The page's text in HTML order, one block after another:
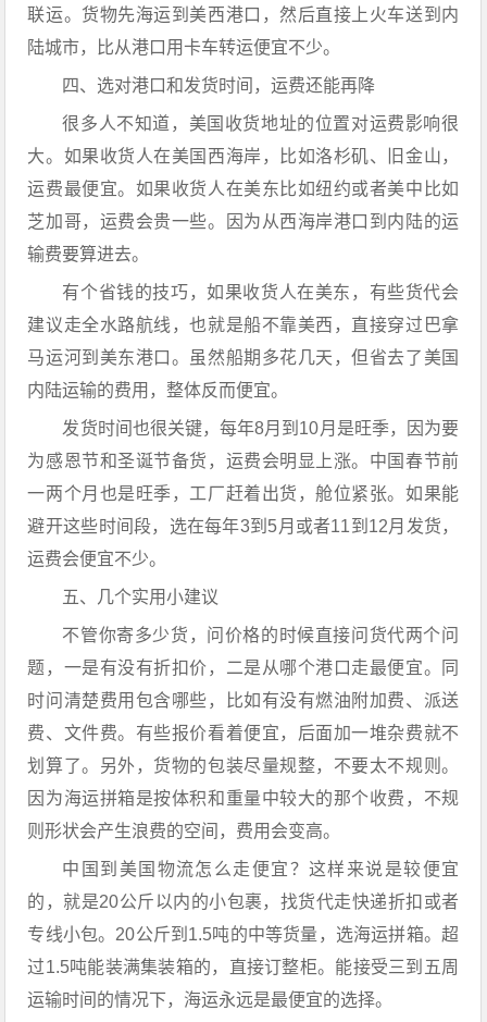
联运。货物先海运到美西港口，然后直接上火车送到内
陆城市，比从港口用卡车转运便宜不少。
四、选对港口和发货时间，运费还能再降
很多人不知道，美国收货地址的位置对运费影响很
大。如果收货人在美国西海岸，比如洛杉矶、旧金山，
运费最便宜。如果收货人在美东比如纽约或者美中比如
芝加哥，运费会贵一些。因为从西海岸港口到内陆的运
输费要算进去。
有个省钱的技巧，如果收货人在美东，有些货代会
建议走全水路航线，也就是船不靠美西，直接穿过巴拿
马运河到美东港口。虽然船期多花几天，但省去了美国
内陆运输的费用，整体反而便宜。
发货时间也很关键，每年8月到10月是旺季，因为要
为感恩节和圣诞节备货，运费会明显上涨。中国春节前
一两个月也是旺季，工厂赶着出货，舱位紧张。如果能
避开这些时间段，选在每年3到5月或者11到12月发货，
运费会便宜不少。
五、几个实用小建议
不管你寄多少货，问价格的时候直接问货代两个问
题，一是有没有折扣价，二是从哪个港口走最便宜。同
时问清楚费用包含哪些，比如有没有燃油附加费、派送
费、文件费。有些报价看着便宜，后面加一堆杂费就不
划算了。另外，货物的包装尽量规整，不要太不规则。
因为海运拼箱是按体积和重量中较大的那个收费，不规
则形状会产生浪费的空间，费用会变高。
中国到美国物流怎么走便宜？这样来说是较便宜
的，就是20公斤以内的小包裹，找货代走快递折扣或者
专线小包。20公斤到1.5吨的中等货量，选海运拼箱。超
过1.5吨能装满集装箱的，直接订整柜。能接受三到五周
运输时间的情况下，海运永远是最便宜的选择。